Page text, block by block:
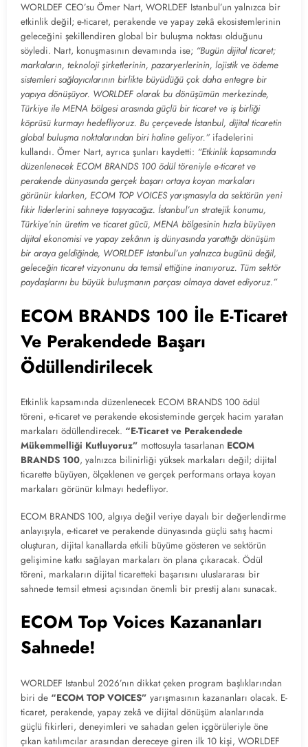
WORLDEF CEO’su Ömer Nart, WORLDEF Istanbul’un yalnızca bir
etkinlik değil; e-ticaret, perakende ve yapay zekâ ekosistemlerinin
geleceğini şekillendiren global bir buluşma noktası olduğunu
söyledi. Nart, konuşmasının devamında ise; “Bugün dijital ticaret;
markaların, teknoloji şirketlerinin, pazaryerlerinin, lojistik ve ödeme
sistemleri sağlayıcılarının birlikte büyüdüğü çok daha entegre bir
yapıya dönüşüyor. WORLDEF olarak bu dönüşümün merkezinde,
Türkiye ile MENA bölgesi arasında güçlü bir ticaret ve iş birliği
köprüsü kurmayı hedefliyoruz. Bu çerçevede İstanbul, dijital ticaretin
global buluşma noktalarından biri haline geliyor.” ifadelerini
kullandı. Ömer Nart, ayrıca şunları kaydetti: “Etkinlik kapsamında
düzenlenecek ECOM BRANDS 100 ödül töreniyle e-ticaret ve
perakende dünyasında gerçek başarı ortaya koyan markaları
görünür kılarken, ECOM TOP VOICES yarışmasıyla da sektörün yeni
fikir liderlerini sahneye taşıyacağız. İstanbul’un stratejik konumu,
Türkiye’nin üretim ve ticaret gücü, MENA bölgesinin hızla büyüyen
dijital ekonomisi ve yapay zekânın iş dünyasında yarattığı dönüşüm
bir araya geldiğinde, WORLDEF Istanbul’un yalnızca bugünü değil,
geleceğin ticaret vizyonunu da temsil ettiğine inanıyoruz. Tüm sektör
paydaşlarını bu büyük buluşmanın parçası olmaya davet ediyoruz.”
ECOM BRANDS 100 İle E-Ticaret
Ve Perakendede Başarı
Ödüllendirilecek
Etkinlik kapsamında düzenlenecek ECOM BRANDS 100 ödül
töreni, e-ticaret ve perakende ekosisteminde gerçek hacim yaratan
markaları ödüllendirecek. “E-Ticaret ve Perakendede
Mükemmelliği Kutluyoruz” mottosuyla tasarlanan ECOM
BRANDS 100, yalnızca bilinirliği yüksek markaları değil; dijital
ticarette büyüyen, ölçeklenen ve gerçek performans ortaya koyan
markaları görünür kılmayı hedefliyor.
ECOM BRANDS 100, algıya değil veriye dayalı bir değerlendirme
anlayışıyla, e-ticaret ve perakende dünyasında güçlü satış hacmi
oluşturan, dijital kanallarda etkili büyüme gösteren ve sektörün
gelişimine katkı sağlayan markaları ön plana çıkaracak. Ödül
töreni, markaların dijital ticaretteki başarısını uluslararası bir
sahnede temsil etmesi açısından önemli bir prestij alanı sunacak.
ECOM Top Voices Kazananları
Sahnede!
WORLDEF Istanbul 2026’nın dikkat çeken program başlıklarından
biri de “ECOM TOP VOICES” yarışmasının kazananları olacak. E-
ticaret, perakende, yapay zekâ ve dijital dönüşüm alanlarında
güçlü fikirleri, deneyimleri ve sahadan gelen içgörüleriyle öne
çıkan katılımcılar arasından dereceye giren ilk 10 kişi, WORLDEF